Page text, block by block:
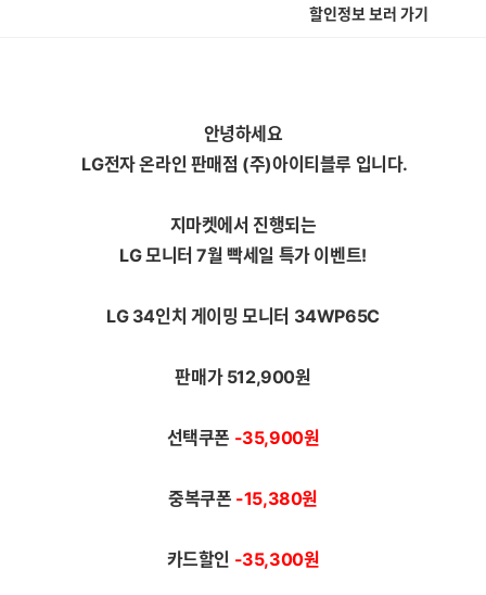
할인정보 보러 가기
안녕하세요
LG전자 온라인 판매점 (주)아이티블루 입니다.
지마켓에서 진행되는
LG 모니터 7월 빡세일 특가 이벤트!
LG 34인치 게이밍 모니터 34WP65C
판매가 512,900원
선택쿠폰 -35,900원
중복쿠폰 -15,380원
카드할인 -35,300원